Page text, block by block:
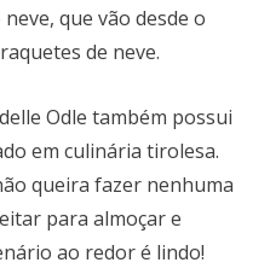
que vão desde o
de neve.
Odle também possui
em culinária tirolesa.
queira fazer nenhuma
para almoçar e
ao redor é lindo!